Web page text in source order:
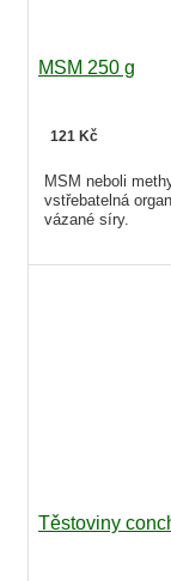
MSM 250 g
121 Kč
MSM neboli
vstřebatelná
vázané síry.
Těstoviny